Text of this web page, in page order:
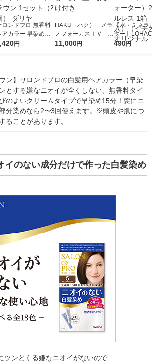
ロンドプロ 無香料
アカラー 早染めク
ーム 白髪用 5ナチ
円
HAKU（ハク） メラ
ノフォーカスＩＶ 4
5ｇ 資生堂 おまけ
11,000円
【水・ミネラ
ター】
r（ロハコウ
490円
ン】サロンドプロの白髪用ヘアカラー（早染
とする嫌なニオイが全くしない、無香料タイ
のよいクリームタイプで早染め15分！髪にニ
分染めなら2〜3回使えます。※頭皮や肌につ
ることがあります。
イのない成分だけで作った白髪染め
ツンとくる嫌なニオイがないので